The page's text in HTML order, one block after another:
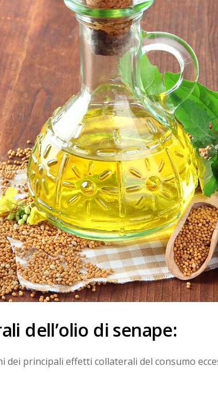
dell’olio di senape:
dei principali effetti collaterali del consumo